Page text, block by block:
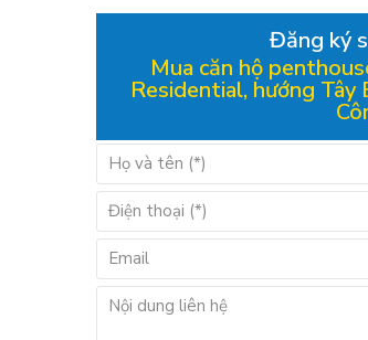
Đăng ký
Mua căn hộ
Residential, hướng Tây